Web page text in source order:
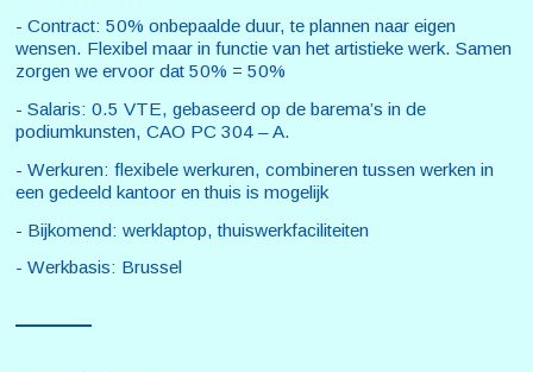
- Contract: 50% onbepaalde duur, te plannen naar eigen
wensen. Flexibel maar in functie van het artistieke werk. Samen
zorgen we ervoor dat 50% = 50%
- Salaris: 0.5 VTE, gebaseerd op de barema’s in de
podiumkunsten, CAO PC 304 – A.
- Werkuren: flexibele werkuren, combineren tussen werken in
een gedeeld kantoor en thuis is mogelijk
- Bijkomend: werklaptop, thuiswerkfaciliteiten
- Werkbasis: Brussel